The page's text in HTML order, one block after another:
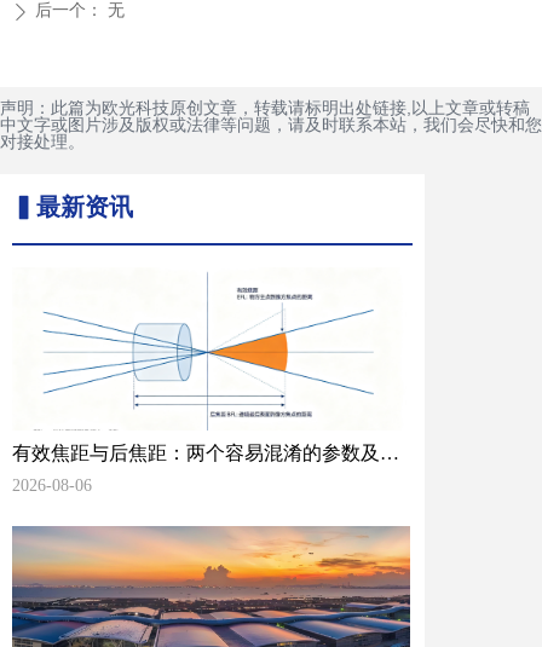
ꄲ 后一个： 无
▍最新资讯
有效焦距与后焦距：两个容易混淆的参数及其
工程差异
2026-08-06
声明：此篇为欧光科技原创文章，转载请标明出处链接,以上文章或转稿
中文字或图片涉及版权或法律等问题，请及时联系本站，我们会尽快和您
对接处理。